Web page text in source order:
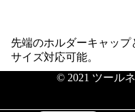
先端のホルダーキャッ
サイズ対応可能。
© 2021 ツール